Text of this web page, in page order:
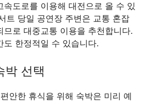
속도로를 이용해 대전으로 올 수 있
트 당일 공연장 주변은 교통 혼잡
므로 대중교통 이용을 추천합니다.
도 한정적일 수 있습니다.
박 선택
안한 휴식을 위해 숙박은 미리 예